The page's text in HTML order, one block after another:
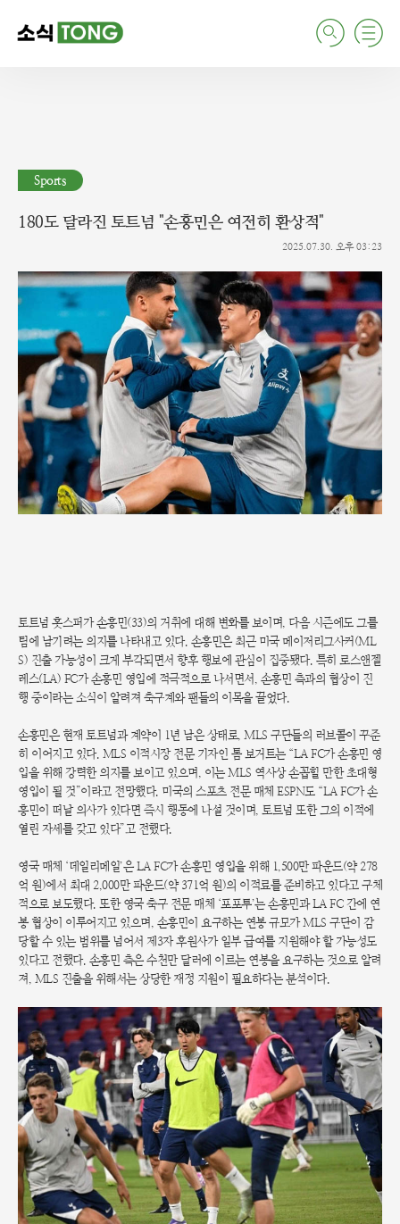
검
주
Sports
180도 달라진 토트넘 "손흥민은 여전히 환상적"
2025.07.30. 오후 03:23
토트넘 홋스퍼가 손흥민(33)의 거취에 대해 변화를 보이며, 다음 시즌에도 그를
팀에 남기려는 의지를 나타내고 있다. 손흥민은 최근 미국 메이저리그사커(ML
S) 진출 가능성이 크게 부각되면서 향후 행보에 관심이 집중됐다. 특히 로스앤젤
레스(LA) FC가 손흥민 영입에 적극적으로 나서면서, 손흥민 측과의 협상이 진
행 중이라는 소식이 알려져 축구계와 팬들의 이목을 끌었다.
손흥민은 현재 토트넘과 계약이 1년 남은 상태로, MLS 구단들의 러브콜이 꾸준
히 이어지고 있다. MLS 이적시장 전문 기자인 톰 보거트는 “LA FC가 손흥민 영
입을 위해 강력한 의지를 보이고 있으며, 이는 MLS 역사상 손꼽힐 만한 초대형
영입이 될 것”이라고 전망했다. 미국의 스포츠 전문 매체 ESPN도 “LA FC가 손
흥민이 떠날 의사가 있다면 즉시 행동에 나설 것이며, 토트넘 또한 그의 이적에
열린 자세를 갖고 있다”고 전했다.
영국 매체 ‘데일리메일’은 LA FC가 손흥민 영입을 위해 1,500만 파운드(약 278
억 원)에서 최대 2,000만 파운드(약 371억 원)의 이적료를 준비하고 있다고 구체
적으로 보도했다. 또한 영국 축구 전문 매체 ‘포포투’는 손흥민과 LA FC 간에 연
봉 협상이 이루어지고 있으며, 손흥민이 요구하는 연봉 규모가 MLS 구단이 감
당할 수 있는 범위를 넘어서 제3자 후원사가 일부 급여를 지원해야 할 가능성도
있다고 전했다. 손흥민 측은 수천만 달러에 이르는 연봉을 요구하는 것으로 알려
져, MLS 진출을 위해서는 상당한 재정 지원이 필요하다는 분석이다.